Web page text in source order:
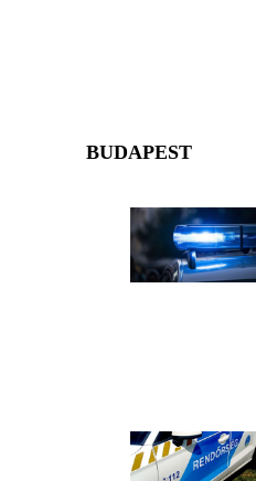
BUDAPEST